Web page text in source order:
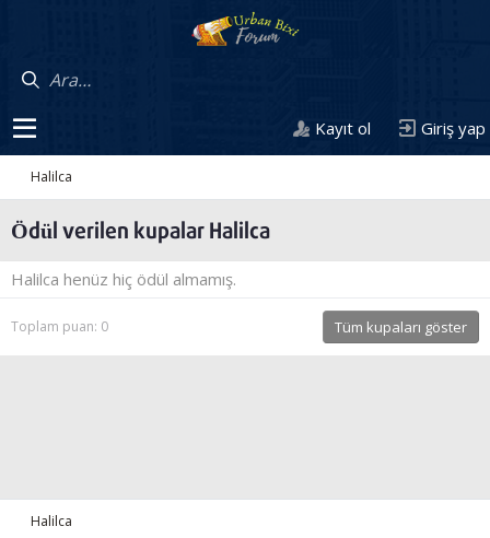
Kayıt ol Giriş yap
Halilca
Ödül verilen kupalar Halilca
Halilca henüz hiç ödül almamış.
Toplam puan: 0 Tüm kupaları göster
Halilca